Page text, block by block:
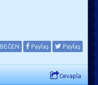
BEĞEN Paylaş Paylaş
Cevapla